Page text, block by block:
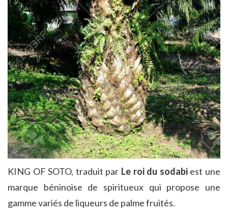
KING OF SOTO, traduit par Le roi du sodabiest une
marque béninoise de spiritueux qui propose une
gamme variés de liqueurs de palme fruités.